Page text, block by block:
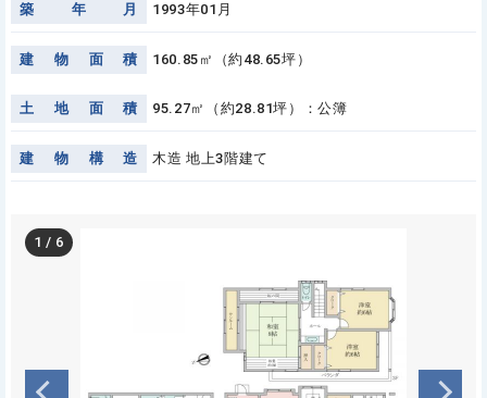
築 年 月 1993年01月
建 物 面 積 160.85㎡（約48.65坪）
土 地 面 積 95.27㎡（約28.81坪）：公簿
建 物 構 造 木造 地上3階建て
1 / 6